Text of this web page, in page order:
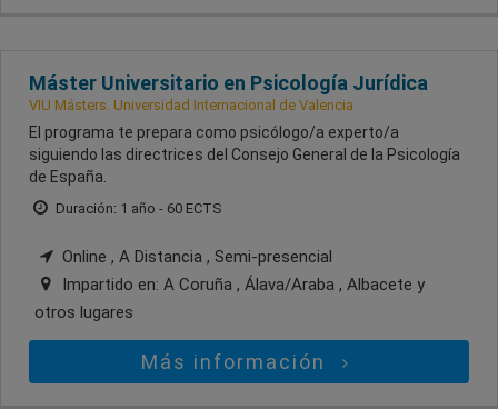
Máster Universitario en Psicología Jurídica
VIU Másters. Universidad Internacional de Valencia
El programa te prepara como psicólogo/a experto/a
siguiendo las directrices del Consejo General de la Psicología
de España.
Duración: 1 año - 60 ECTS
Online , A Distancia , Semi-presencial
Impartido en: A Coruña , Álava/Araba , Albacete y
otros lugares
Más información